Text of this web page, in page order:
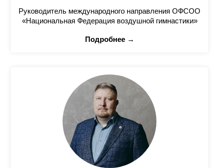
Руководитель международного направления ОФСОО
«Национальная Федерация воздушной гимнастики»
Подробнее →